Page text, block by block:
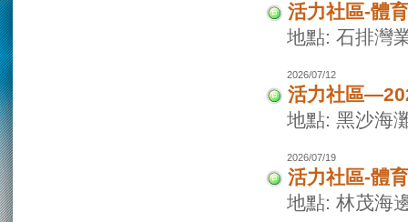
活力社區-體
地點: 石排灣
2026/07/12
活力社區
地點: 黑沙海
2026/07/19
活力社區-體
地點: 林茂海